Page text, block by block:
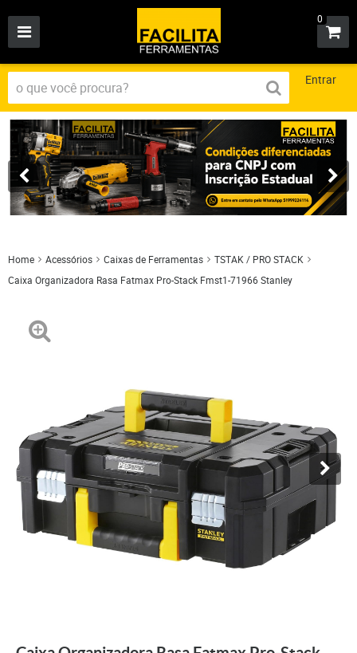
0
Entrar
Home Acessórios Caixas de Ferramentas
TSTAK / PRO STACK
Caixa Organizadora Rasa Fatmax Pro-Stack Fmst1-71966 Stanley